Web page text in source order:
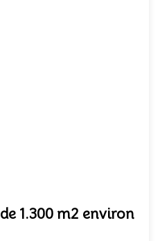
1.300 m2 environ